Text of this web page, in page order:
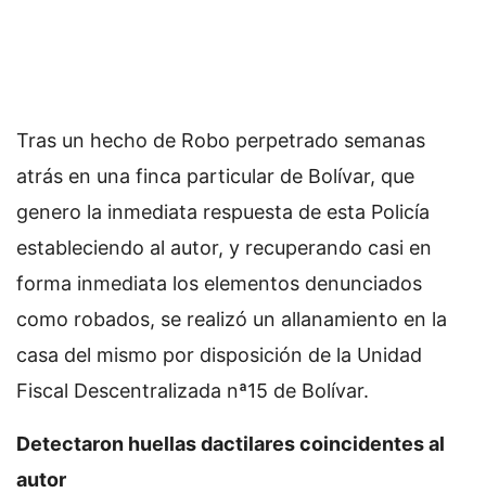
Tras un hecho de Robo perpetrado semanas
atrás en una finca particular de Bolívar, que
genero la inmediata respuesta de esta Policía
estableciendo al autor, y recuperando casi en
forma inmediata los elementos denunciados
como robados, se realizó un allanamiento en la
casa del mismo por disposición de la Unidad
Fiscal Descentralizada nª15 de Bolívar.
Detectaron huellas dactilares coincidentes al
autor